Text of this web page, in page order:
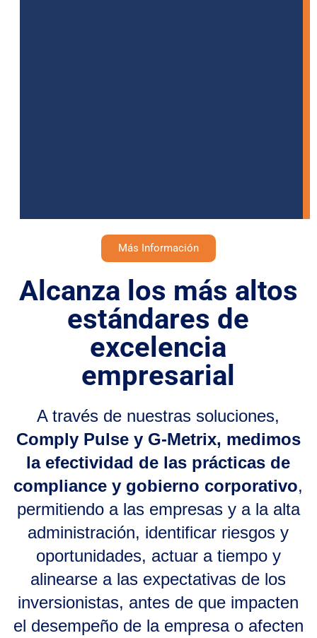
Más Información
Alcanza los más altos
estándares de
excelencia
empresarial
A través de nuestras soluciones,
Comply Pulse y G-Metrix, medimos
la efectividad de las prácticas de
compliance y gobierno corporativo,
permitiendo a las empresas y a la alta
administración, identificar riesgos y
oportunidades, actuar a tiempo y
alinearse a las expectativas de los
inversionistas, antes de que impacten
el desempeño de la empresa o afecten